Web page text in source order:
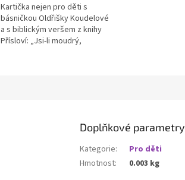
Kartička nejen pro děti s
básničkou Oldřišky Koudelové
a s biblickým veršem z knihy
Přísloví: „Jsi-li moudrý,
Doplňkové parametry
Kategorie:
Pro děti
Hmotnost: 0.003 kg